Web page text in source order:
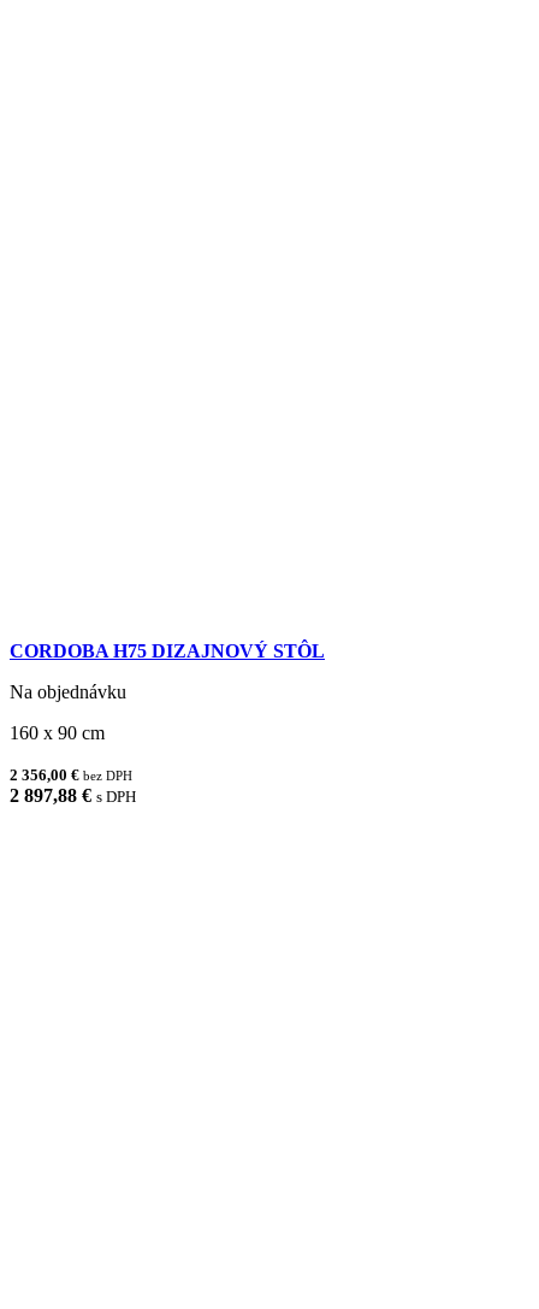
CORDOBA H75 DIZAJNOVÝ STÔL
Na objednávku
160 x 90 cm
2 356,00 € bez DPH
2 897,88 € s DPH